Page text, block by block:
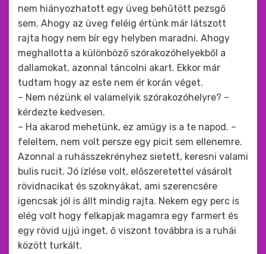
nem hiányozhatott egy üveg behűtött pezsgő
sem. Ahogy az üveg feléig értünk már látszott
rajta hogy nem bír egy helyben maradni. Ahogy
meghallotta a különböző szórakozóhelyekből a
dallamokat, azonnal táncolni akart. Ekkor már
tudtam hogy az este nem ér korán véget.
– Nem nézünk el valamelyik szórakozóhelyre? –
kérdezte kedvesen.
– Ha akarod mehetünk, ez amúgy is a te napod. –
feleltem, nem volt persze egy picit sem ellenemre.
Azonnal a ruhásszekrényhez sietett, keresni valami
bulis rucit. Jó ízlése volt, előszeretettel vásárolt
rövidnacikat és szoknyákat, ami szerencsére
igencsak jól is állt mindig rajta. Nekem egy perc is
elég volt hogy felkapjak magamra egy farmert és
egy rövid ujjú inget, ő viszont továbbra is a ruhái
között turkált.